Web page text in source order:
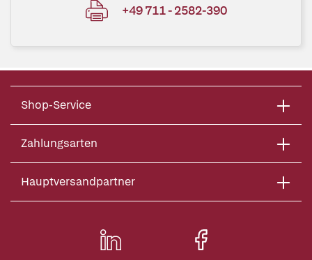
+49 711 - 2582-390
Shop-Service
Zahlungsarten
Hauptversandpartner